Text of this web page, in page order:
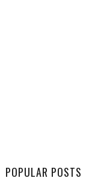
POPULAR POSTS